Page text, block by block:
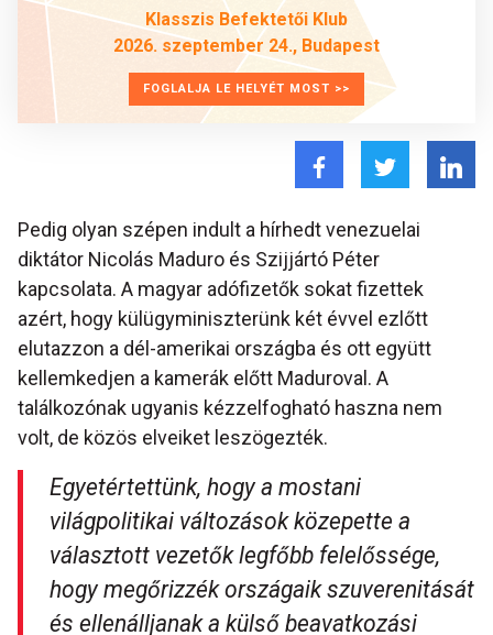
Klasszis Befektetői Klub
2026. szeptember 24., Budapest
FOGLALJA LE HELYÉT MOST >>
Pedig olyan szépen indult a hírhedt venezuelai
diktátor Nicolás Maduro és Szijjártó Péter
kapcsolata. A magyar adófizetők sokat fizettek
azért, hogy külügyminiszterünk két évvel ezlőtt
elutazzon a dél-amerikai országba és ott együtt
kellemkedjen a kamerák előtt Maduroval. A
találkozónak ugyanis kézzelfogható haszna nem
volt, de közös elveiket leszögezték.
Egyetértettünk, hogy a mostani
világpolitikai változások közepette a
választott vezetők legfőbb felelőssége,
hogy megőrizzék országaik szuverenitását
és ellenálljanak a külső beavatkozási